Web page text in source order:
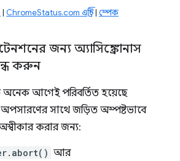
| ChromeStatus.com এন্ট্রি| স্পেক
জন্য অ্যাসিঙ্ক্রোনাস
করুন
অনেক আগেই পরিবর্তিত হয়েছে
অপসারণের সাথে জড়িত অস্পষ্টভাবে
করার জন্য:
আর